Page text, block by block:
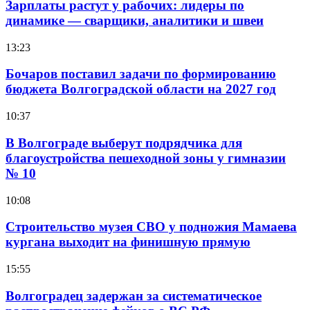
Зарплаты растут у рабочих: лидеры по
динамике — сварщики, аналитики и швеи
13:23
Бочаров поставил задачи по формированию
бюджета Волгоградской области на 2027 год
10:37
В Волгограде выберут подрядчика для
благоустройства пешеходной зоны у гимназии
№ 10
10:08
Строительство музея СВО у подножия Мамаева
кургана выходит на финишную прямую
15:55
Волгоградец задержан за систематическое